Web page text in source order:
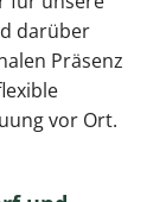
darüber
Präsenz
vor Ort.